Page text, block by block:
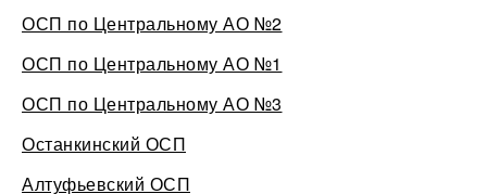
ОСП по Центральному АО №2
ОСП по Центральному АО №1
ОСП по Центральному АО №3
Останкинский ОСП
Алтуфьевский ОСП